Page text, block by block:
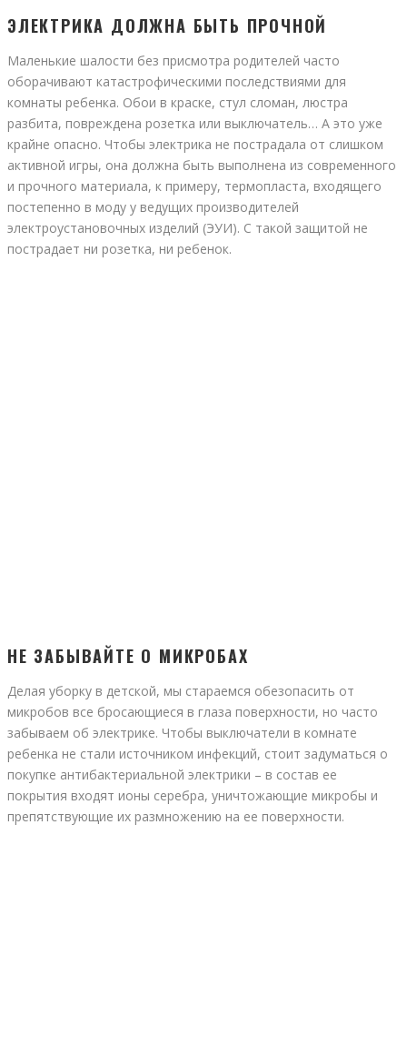
ЭЛЕКТРИКА ДОЛЖНА БЫТЬ ПРОЧНОЙ
Маленькие шалости без присмотра родителей часто
оборачивают катастрофическими последствиями для
комнаты ребенка. Обои в краске, стул сломан, люстра
разбита, повреждена розетка или выключатель… А это уже
крайне опасно. Чтобы электрика не пострадала от слишком
активной игры, она должна быть выполнена из современного
и прочного материала, к примеру, термопласта, входящего
постепенно в моду у ведущих производителей
электроустановочных изделий (ЭУИ). С такой защитой не
пострадает ни розетка, ни ребенок.
НЕ ЗАБЫВАЙТЕ О МИКРОБАХ
Делая уборку в детской, мы стараемся обезопасить от
микробов все бросающиеся в глаза поверхности, но часто
забываем об электрике. Чтобы выключатели в комнате
ребенка не стали источником инфекций, стоит задуматься о
покупке антибактериальной электрики – в состав ее
покрытия входят ионы серебра, уничтожающие микробы и
препятствующие их размножению на ее поверхности.